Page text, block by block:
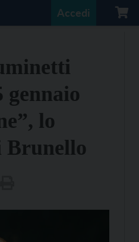
Accedi
gennaio
lo
Brunello